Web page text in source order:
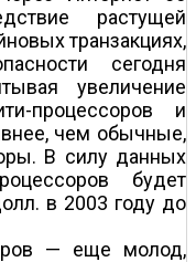
растущей
транзакциях,
сегодня
увеличение
процессоров и
чем обычные,
В силу данных
будет
в 2003 году до
— еще молод,